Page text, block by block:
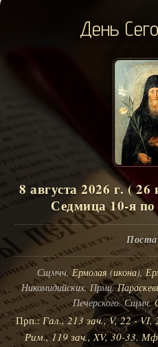
День
8 августа 2026 г. ( 26
Седмица 10-я по
Сщмчч.Ермолая (икона),
Никомидийских. Прмц.
Печерского. Сщмч.
Прп.:Гал., 213 зач., V, 22 - VI,
Рим., 119 зач., XV, 30-33.